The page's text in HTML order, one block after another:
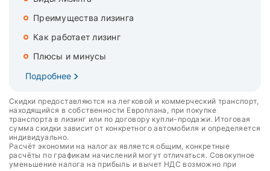
Преимущества лизинга
Как работает лизинг
Плюсы и минусы
Подробнее
Скидки предоставляются на легковой и коммерческий транспорт,
находящийся в собственности Европлана, при покупке
транспорта в лизинг или по договору купли-продажи. Итоговая
сумма скидки зависит от конкретного автомобиля и определяется
индивидуально.
Расчёт экономии на налогах является общим, конкретные
расчёты по графикам начислений могут отличаться. Совокупное
уменьшение налога на прибыль и вычет НДС возможно при